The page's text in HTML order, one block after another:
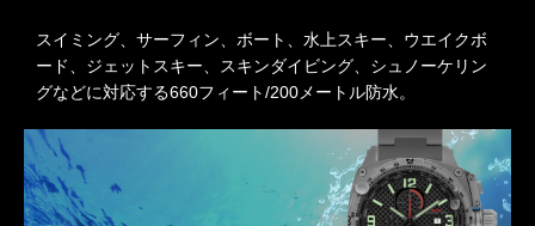
スイミング、サーフィン、ボート、水上スキー、ウエイクボ
ード、ジェットスキー、スキンダイビング、シュノーケリン
グなどに対応する660フィート/200メートル防水。